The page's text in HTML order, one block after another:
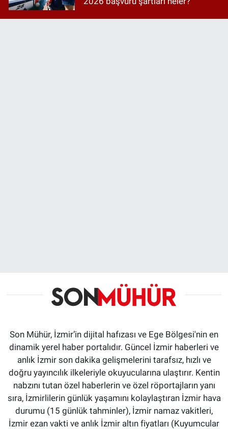
Son Mühür, İzmir’in dijital hafızası ve Ege Bölgesi'nin en
dinamik yerel haber portalıdır. Güncel İzmir haberleri ve
anlık İzmir son dakika gelişmelerini tarafsız, hızlı ve
doğru yayıncılık ilkeleriyle okuyucularına ulaştırır. Kentin
nabzını tutan özel haberlerin ve özel röportajların yanı
sıra, İzmirlilerin günlük yaşamını kolaylaştıran İzmir hava
durumu (15 günlük tahminler), İzmir namaz vakitleri,
İzmir ezan vakti ve anlık İzmir altın fiyatları (Kuyumcular